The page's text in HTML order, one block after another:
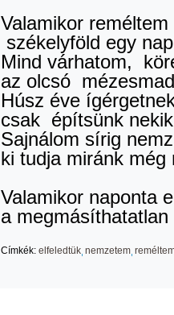
Valamikor
székelyföld egy
Mind várhatom,
az olcsó
Húsz éve
csak építsünk
Sajnálom sírig
ki tudja miránk
Valamikor naponta
a megmásíthatatlan
Címkék: elfeledtük nemzetem